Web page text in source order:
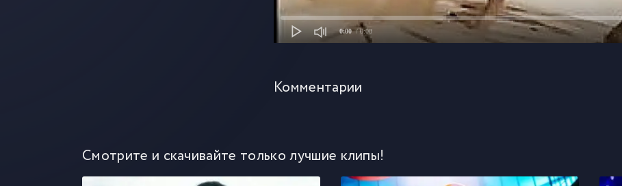
0:00 / 0:00
Комментарии
Смотрите и скачивайте только лучшие клипы!